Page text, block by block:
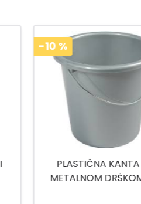
-10 %
TITIZ MEDICINSKI
9159